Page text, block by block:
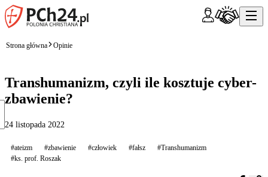
Strona główna Opinie
Transhumanizm, czyli ile kosztuje cyber-
zbawienie?
24 listopada 2022
#ateizm #zbawienie #człowiek #fałsz
#Transhumanizm
#ks. prof. Roszak